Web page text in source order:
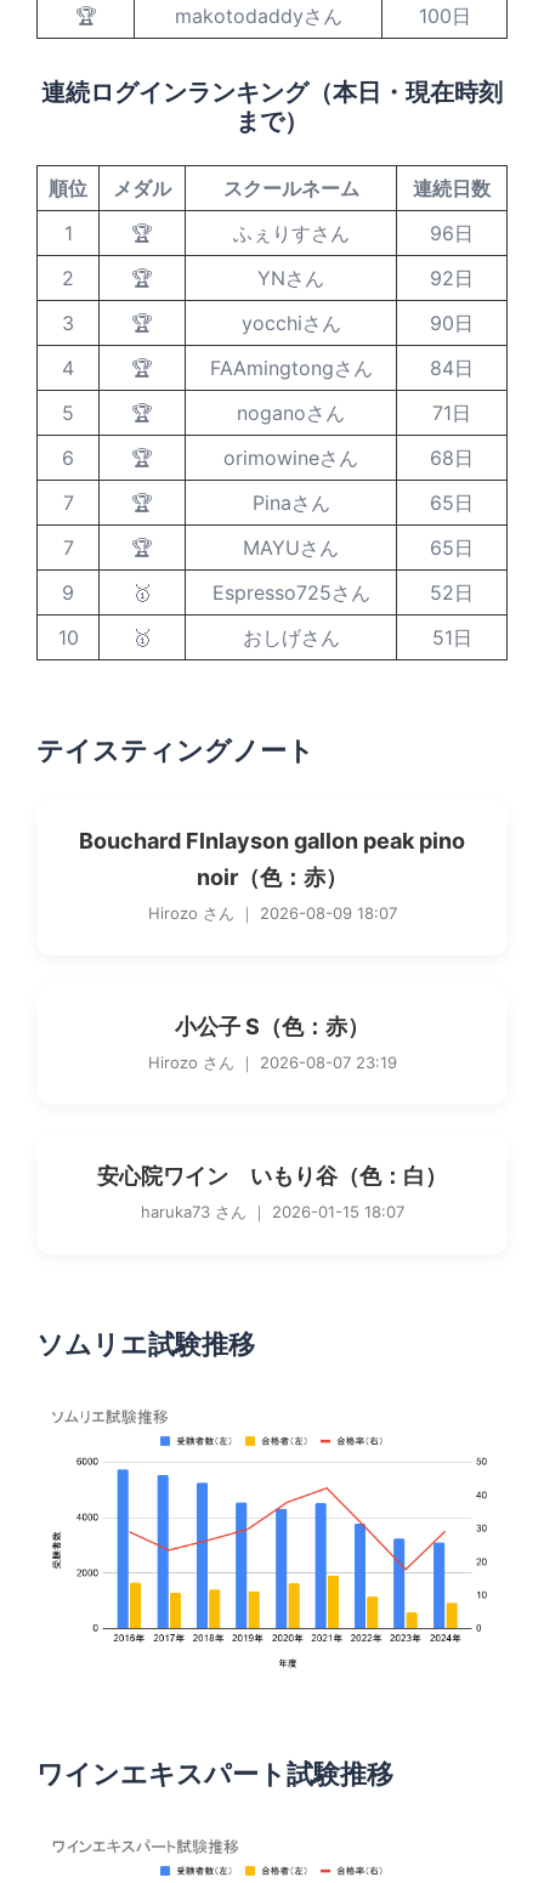
🏆
makotodaddyさん 100日
連続ログインランキング（本日・現在時刻
まで）
順位 メダル スクールネーム
連続日数
1
🏆 ふぇりすさん
96日
2
🏆 YNさん
92日
3
🏆 yocchiさん
90日
4
🏆 FAAmingtongさん
84日
5
🏆 noganoさん
71日
6
🏆 orimowineさん
68日
7
🏆 Pinaさん
65日
7
🏆 MAYUさん
65日
9
🥇 Espresso725さん
52日
10
🥇 おしげさん 51日
テイスティングノート
Bouchard Flnlayson gallon peak pino
noir（色：赤）
Hirozo さん ｜ 2026-08-09 18:07
小公子 S（色：赤）
Hirozo さん ｜ 2026-08-07 23:19
安心院ワイン いもり谷（色：白）
haruka73 さん ｜ 2026-01-15 18:07
ソムリエ試験推移
ワインエキスパート試験推移